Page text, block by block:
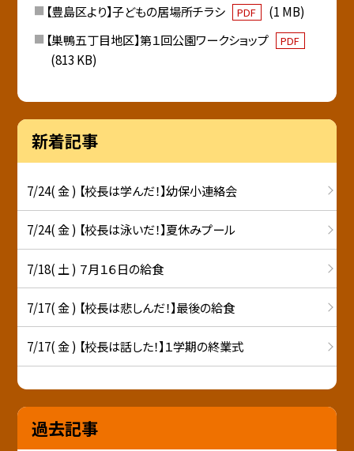
【豊島区より】子どもの居場所チラシ PDF
(1 MB)
【巣鴨五丁目地区】第１回公園ワークショップ
PDF
(813 KB)
新着記事
7/24( 金 ) 【校長は学んだ！】幼保小連絡会
7/24( 金 ) 【校長は泳いだ！】夏休みプール
7/18( 土 ) ７月１６日の給食
7/17( 金 ) 【校長は悲しんだ！】最後の給食
7/17( 金 ) 【校長は話した！】１学期の終業式
過去記事